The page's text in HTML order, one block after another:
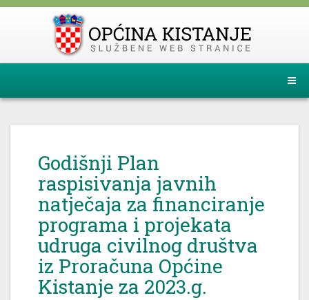
Godišnji Plan
raspisivanja javnih
natječaja za financiranje
programa i projekata
udruga civilnog društva
iz Proračuna Općine
Kistanje za 2023.g.